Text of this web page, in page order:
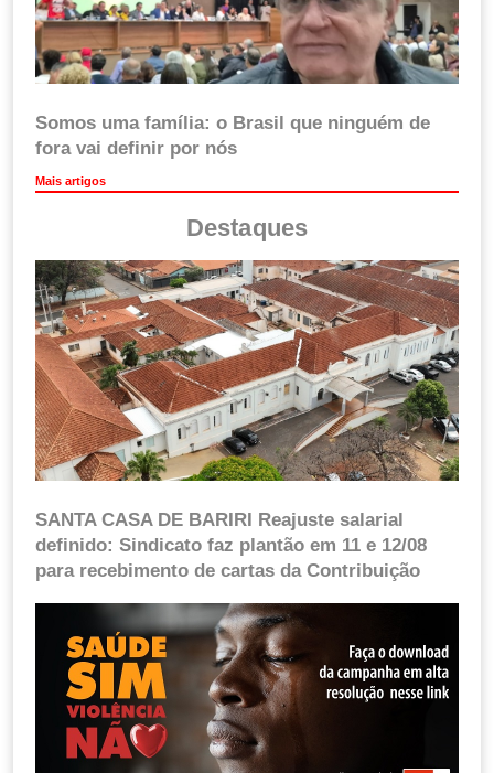
Somos uma família: o Brasil que ninguém de
fora vai definir por nós
Mais artigos
Destaques
SANTA CASA DE BARIRI Reajuste salarial
definido: Sindicato faz plantão em 11 e 12/08
para recebimento de cartas da Contribuição